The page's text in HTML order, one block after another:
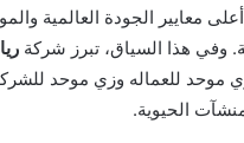
معايير الجودة العالمية
وفي هذا السياق، تبرز شركة
موحد للعماله وزي موحد
الحيوية.